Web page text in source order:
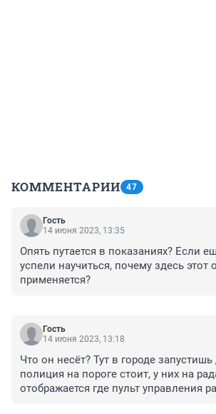
КОММЕНТАРИИ 47
Гость
14 июня 2023, 13:35
Опять путается в показаниях? Если
успели научиться, почему здесь этот
применяется?
Гость
14 июня 2023, 13:18
Что он несёт? Тут в городе
полиция на пороге стоит, у них на
отображается где пульт управления